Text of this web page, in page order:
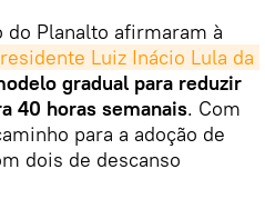
Planalto afirmaram à
Luiz Inácio Lula da
gradual para reduzir
40 horas semanais. Com
para a adoção de
dois de descanso